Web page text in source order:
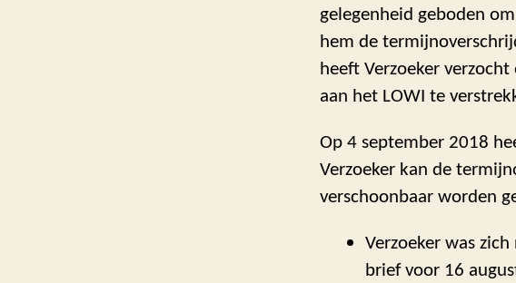
gelegenheid geboden
hem de
heeft Verzoeker
aan het LOWI te
Op 4 september 2018
Verzoeker kan de
verschoonbaar worden
Verzoeker was
brief voor 16